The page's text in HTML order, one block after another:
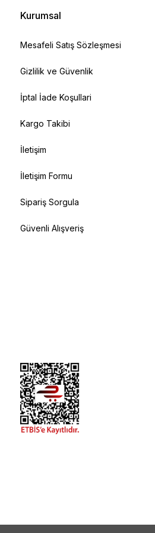
Kurumsal
Mesafeli Satış Sözleşmesi
Gizlilik ve Güvenlik
İptal İade Koşullari
Kargo Takibi
İletişim
İletişim Formu
Sipariş Sorgula
Güvenli Alışveriş